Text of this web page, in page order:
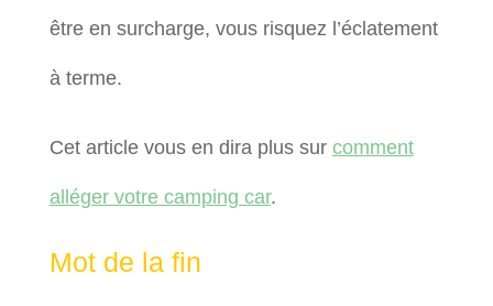
être en surcharge, vous risquez l’éclatement
à terme.
Cet article vous en dira plus sur comment
alléger votre camping car.
Mot de la fin